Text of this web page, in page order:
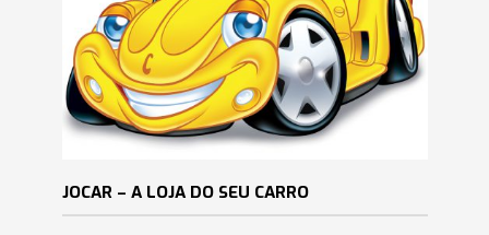
JOCAR – A LOJA DO SEU CARRO